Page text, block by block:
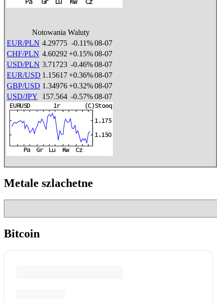
Notowania Waluty
EUR/PLN 4.29775 -0.11%08-07
CHF/PLN 4.60292 +0.15%08-07
USD/PLN 3.71723 -0.46%08-07
EUR/USD 1.15617+0.36%08-07
GBP/USD 1.34976+0.32%08-07
USD/JPY
157.564 -0.57%08-07
Metale szlachetne
Bitcoin